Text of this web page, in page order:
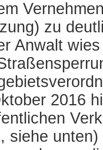
zu
Anwalt
2016
siehe unten)